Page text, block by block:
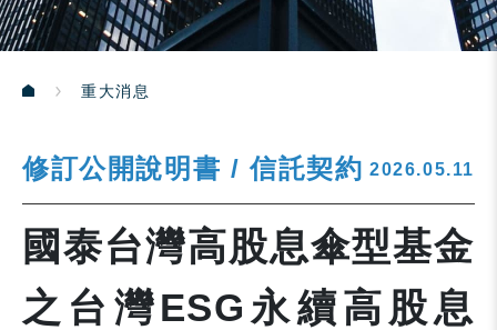
重大消息
修訂公開說明書 / 信託契約 2026.05.11
國泰台灣高股息傘型基金
之台灣ESG永續高股息